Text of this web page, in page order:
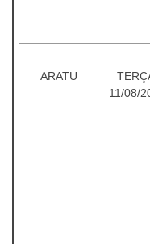
ARATU
11/08/